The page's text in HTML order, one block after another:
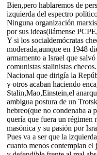
Bien,pero hablaremos de
izquierda del espectro
Ninguna organización
por sus ideas(llámense
Y si los socialdemócratas
moderada,aunque en 1948
armamento a Israel que
comunistas stalinistas
Nacional que dirigía la
y otros acaban haciendo
Stalin,Mao,Einstein,el
ambigua postura de un
hebreo(que no condenaba a
quería que fuera un régimen
masónica y su pasión por
Pues va a ser que la
cuanto menos contemplan